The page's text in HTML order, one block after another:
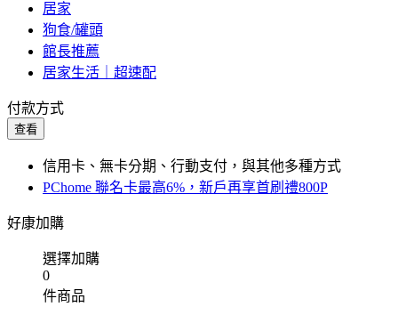
居家
狗食/罐頭
館長推薦
居家生活｜超速配
付款方式
查看
信用卡、無卡分期、行動支付，與其他多種方式
PChome 聯名卡最高6%，新戶再享首刷禮800P
好康加購
選擇加購
0
件商品